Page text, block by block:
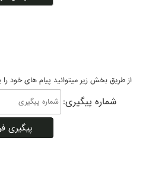
از طریق بخش زیر میتوانید پیام های خود را
:شماره پیگیری